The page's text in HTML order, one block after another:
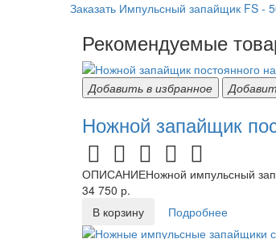
Заказать Импульсный запайщик FS -
Рекомендуемые
Добавить в избранное
Ножной запайщик
ОПИСАНИЕНожной импульсный
34 750 р.
В корзину
Подробнее